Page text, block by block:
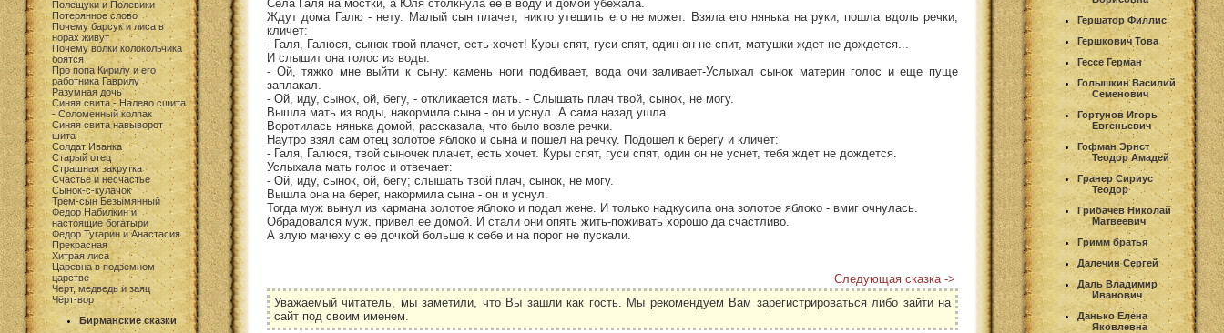
Полещуки и Полевики
Потерянное слово
Почему барсук и лиса в
норах живут
Почему волки колокольчика
боятся
Про попа Кирилу и его
работника Гаврилу
Разумная дочь
Синяя свита - Налево сшита
- Соломенный колпак
Синяя свита навыворот
шита
Солдат Иванка
Старый отец
Страшная закрутка
Счастье и несчастье
Сынок-с-кулачок
Трем-сын Безымянный
Федор Набилкин и
настоящие богатыри
Федор Тугарин и Анастасия
Прекрасная
Хитрая лиса
Царевна в подземном
царстве
Черт, медведь и заяц
Чёрт-вор
Бирманские сказки
Села Галя на мостки, а Юля столкнула ее в воду и домой убежала.
Ждут дома Галю - нету. Малый сын плачет, никто утешить его не может. Взяла его нянька на руки, пошла вдоль речки,
кличет:
- Галя, Галюся, сынок твой плачет, есть хочет! Куры спят, гуси спят, один он не спит, матушки ждет не дождется...
И слышит она голос из воды:
- Ой, тяжко мне выйти к сыну: камень ноги подбивает, вода очи заливает-Услыхал сынок материн голос и еще пуще
заплакал.
- Ой, иду, сынок, ой, бегу, - откликается мать. - Слышать плач твой, сынок, не могу.
Вышла мать из воды, накормила сына - он и уснул. А сама назад ушла.
Воротилась нянька домой, рассказала, что было возле речки.
Наутро взял сам отец золотое яблоко и сына и пошел на речку. Подошел к берегу и кличет:
- Галя, Галюся, твой сыночек плачет, есть хочет. Куры спят, гуси спят, один он не уснет, тебя ждет не дождется.
Услыхала мать голос и отвечает:
- Ой, иду, сынок, ой, бегу; слышать твой плач, сынок, не могу.
Вышла она на берег, накормила сына - он и уснул.
Тогда муж вынул из кармана золотое яблоко и подал жене. И только надкусила она золотое яблоко - вмиг очнулась.
Обрадовался муж, привел ее домой. И стали они опять жить-поживать хорошо да счастливо.
А злую мачеху с ее дочкой больше к себе и на порог не пускали.
Следующая сказка ->
Уважаемый читатель, мы заметили, что Вы зашли как гость. Мы рекомендуем Вам зарегистрироваться либо зайти на
сайт под своим именем.
Гершатор Филлис
Гершкович Това
Гессе Герман
Голышкин Василий
Семенович
Гортунов Игорь
Евгеньевич
Гофман Эрнст
Теодор Амадей
Гранер Сириус
Теодор
Грибачев Николай
Матвеевич
Гримм братья
Далечин Сергей
Даль Владимир
Иванович
Данько Елена
Яковлевна